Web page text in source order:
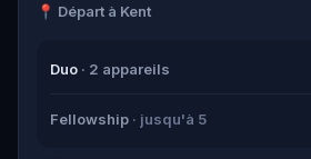
suspects, and expose the real
📍 Départ à Kent
Duo · 2 appareils
Fellowship · jusqu'à 5